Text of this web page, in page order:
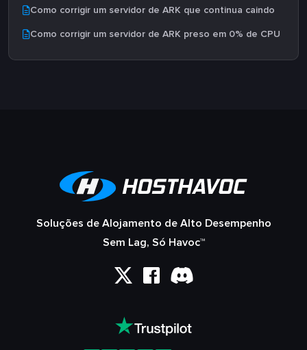
Como corrigir um servidor de ARK que continua caindo
Como corrigir um servidor de ARK preso em 0% de CPU
Soluções de Alojamento de Alto Desempenho
Sem Lag, Só Havoc™